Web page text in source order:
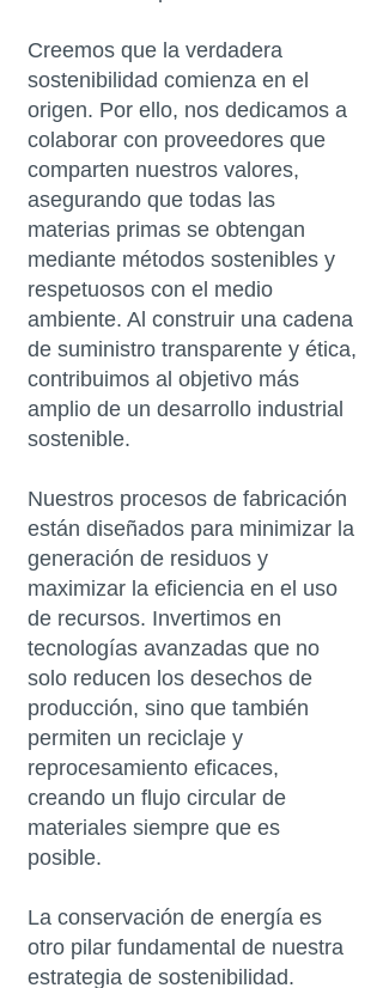
Creemos que la verdadera
sostenibilidad comienza en el
origen. Por ello, nos dedicamos a
colaborar con proveedores que
comparten nuestros valores,
asegurando que todas las
materias primas se obtengan
mediante métodos sostenibles y
respetuosos con el medio
ambiente. Al construir una cadena
de suministro transparente y ética,
contribuimos al objetivo más
amplio de un desarrollo industrial
sostenible.
Nuestros procesos de fabricación
están diseñados para minimizar la
generación de residuos y
maximizar la eficiencia en el uso
de recursos. Invertimos en
tecnologías avanzadas que no
solo reducen los desechos de
producción, sino que también
permiten un reciclaje y
reprocesamiento eficaces,
creando un flujo circular de
materiales siempre que es
posible.
La conservación de energía es
otro pilar fundamental de nuestra
estrategia de sostenibilidad.